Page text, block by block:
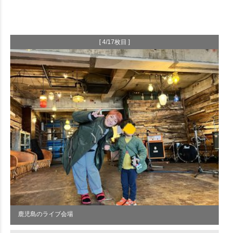
[ 4/17枚目 ]
鹿児島のライブ会場